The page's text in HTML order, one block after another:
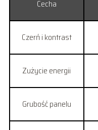
Cecha
Czerń i kontrast
Zużycie energii
Grubość panelu